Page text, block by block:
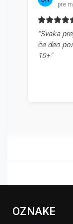
pre
"Svaka
će deo
10+"
OZNAKE